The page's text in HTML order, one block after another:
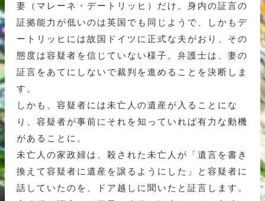
妻（マレーネ・デートリッヒ）だけ。身内の証言の
証拠能力が低いのは英国でも同じようで、しかもデ
ートリッヒには故国ドイツに正式な夫がおり、その
態度は容疑者を信じていない様子。弁護士は、妻の
証言をあてにしないで裁判を進めることを決断しま
す。
しかも、容疑者には未亡人の遺産が入ることにな
り、容疑者が事前にそれを知っていれば有力な動機
があることに。
未亡人の家政婦は、殺された未亡人が「遺言を書き
換えて容疑者に遺産を譲るようにした」と容疑者に
話していたのを、ドア越しに聞いたと証言します。